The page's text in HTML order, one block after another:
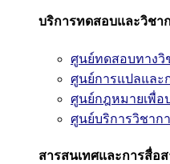
บริการทดสอบและวิชา
ศูนย์ทดสอบทางวิ
ศูนย์การแปลและ
ศูนย์กฎหมายเพื่อ
ศูนย์บริการวิชาก
สารสนเทศและการสื่อ